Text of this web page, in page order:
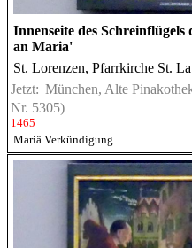
Innenseite des
an Maria'
St. Lorenzen, Pfarrkirche St.
Jetzt: München, Alte
Nr. 5305)
1465
Mariä Verkündigung